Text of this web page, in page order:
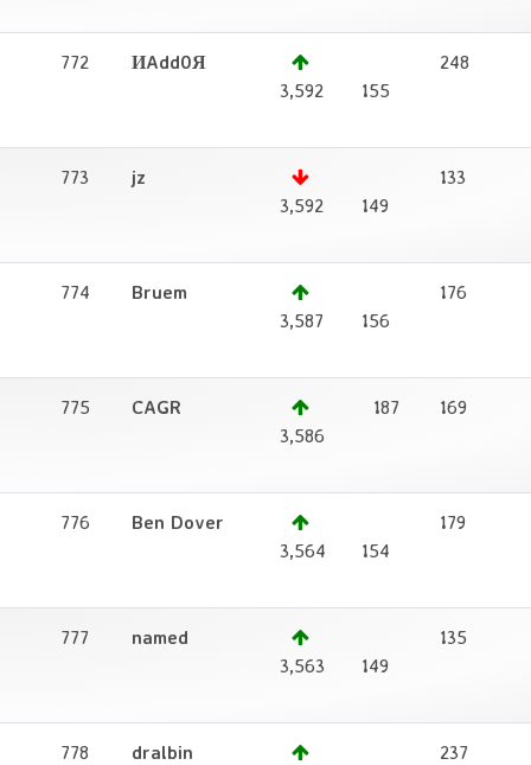
772
ИAdd0Я
3,592
155
248
773
jz
3,592
149
133
774
Bruem
3,587
156
176
775
CAGR
3,586
187 169
776
Ben Dover
3,564
154
179
777
named
3,563
149
135
778 dralbin 237